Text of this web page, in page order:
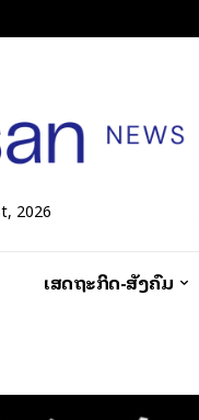
2026
ເສດຖະກິດ-ສັງຄົມ